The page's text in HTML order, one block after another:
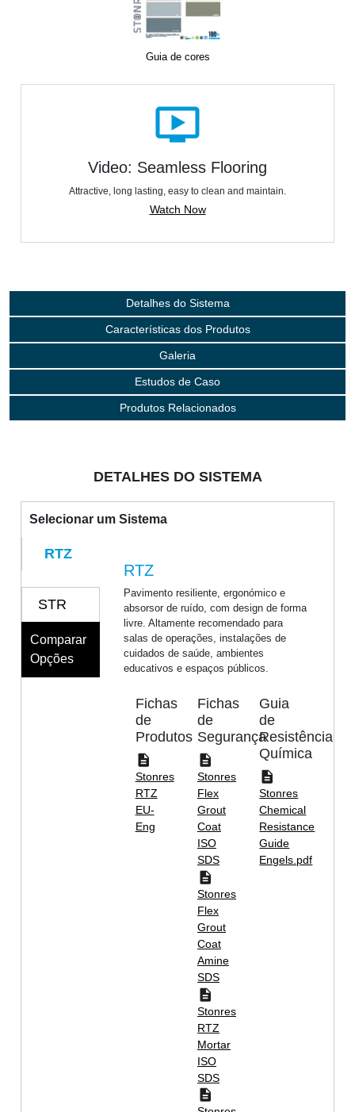
Guia de cores
ondemand_video
Video: Seamless Flooring
Attractive, long lasting, easy to clean and maintain.
Watch Now
Detalhes do Sistema
Características dos Produtos
Galeria
Estudos de Caso
Produtos Relacionados
DETALHES DO SISTEMA
Selecionar um Sistema
RTZ
STR
Comparar
Opções
RTZ
Pavimento resiliente, ergonómico e
absorsor de ruído, com design de forma
livre. Altamente recomendado para
salas de operações, instalações de
cuidados de saúde, ambientes
educativos e espaços públicos.
Fichas
de
Produtos
Stonres
RTZ
EU-
Eng
Fichas
de
Segurança
Stonres
Flex
Grout
Coat
ISO
SDS
Stonres
Flex
Grout
Coat
Amine
SDS
Stonres
RTZ
Mortar
ISO
SDS
Guia
de
Resistência
Química
Stonres
Chemical
Resistance
Guide
Engels.pdf